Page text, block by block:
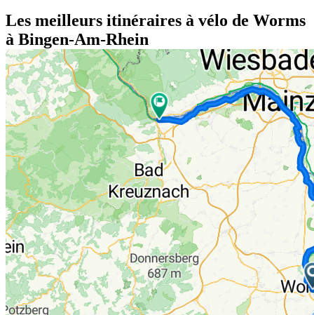
Les meilleurs itinéraires à vélo de Worms
à Bingen-Am-Rhein